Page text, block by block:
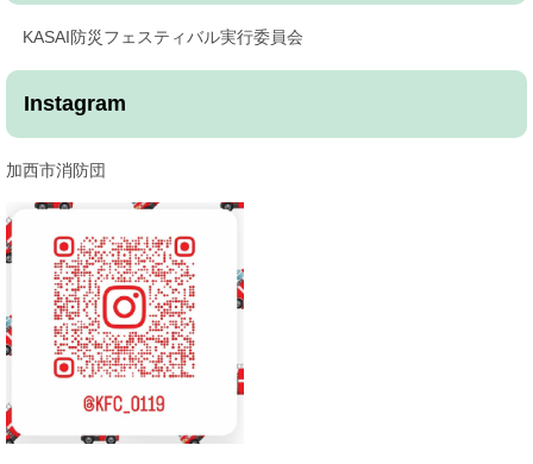
KASAI防災フェスティバル実行委員会
Instagram
加西市消防団